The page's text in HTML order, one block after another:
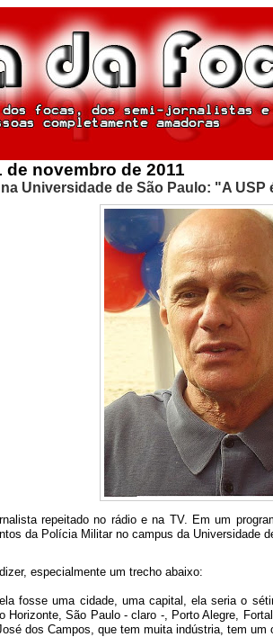
de novembro de 2011
Universidade de São Paulo: "A USP
repeitado no rádio e na TV. Em um
da Polícia Militar no campus da Universidade
especialmente um trecho abaixo:
fosse uma cidade, uma capital, ela seria o
Horizonte, São Paulo - claro -, Porto Alegre,
dos Campos, que tem muita indústria, tem um